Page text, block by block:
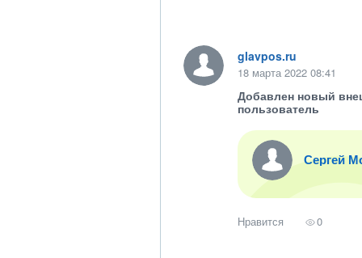
glavpos.ru
18 марта 2022 08:41
Добавлен новый
пользователь
Сергей
Нравится 0